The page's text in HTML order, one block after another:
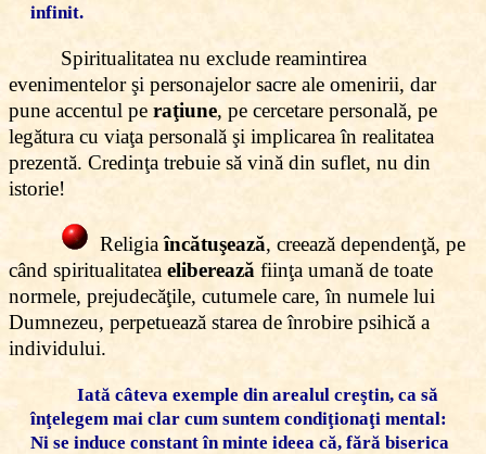
infinit.
Spiritualitatea nu exclude reamintirea
evenimentelor şi personajelor sacre ale omenirii, dar
pune accentul pe raţiune, pe cercetare personală, pe
legătura cu viaţa personală şi implicarea în realitatea
prezentă. Credinţa trebuie să vină din suflet, nu din
istorie!
Religiaîncătuşează, creează dependenţă, pe
când spiritualitatea eliberează fiinţa umană de toate
normele, prejudecăţile, cutumele care, în numele lui
Dumnezeu, perpetuează starea de înrobire psihică a
individului.
Iată câteva exemple din arealul creştin, ca să
înţelegem mai clar cum suntem condiţionaţi mental:
Ni se induce constant în minte ideea că, fără biserica